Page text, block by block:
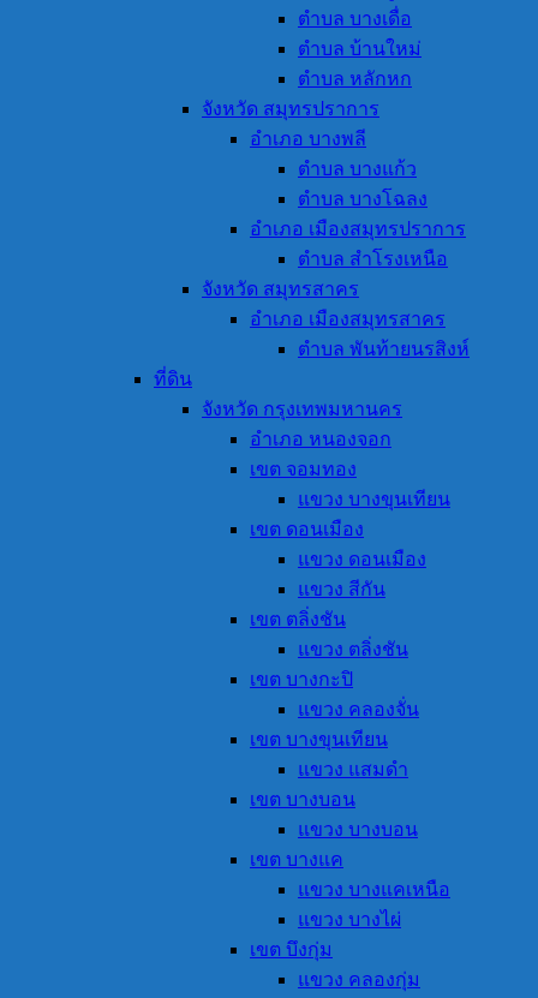
ตำบล บางเดื่อ
ตำบล บ้านใหม่
ตำบล หลักหก
จังหวัด สมุทรปราการ
อำเภอ บางพลี
ตำบล บางแก้ว
ตำบล บางโฉลง
อำเภอ เมืองสมุทรปราการ
ตำบล สำโรงเหนือ
จังหวัด สมุทรสาคร
อำเภอ เมืองสมุทรสาคร
ตำบล พันท้ายนรสิงห์
ที่ดิน
จังหวัด กรุงเทพมหานคร
อำเภอ หนองจอก
เขต จอมทอง
แขวง บางขุนเทียน
เขต ดอนเมือง
แขวง ดอนเมือง
แขวง สีกัน
เขต ตลิ่งชัน
แขวง ตลิ่งชัน
เขต บางกะปิ
แขวง คลองจั่น
เขต บางขุนเทียน
แขวง แสมดำ
เขต บางบอน
แขวง บางบอน
เขต บางแค
แขวง บางแคเหนือ
แขวง บางไผ่
เขต บึงกุ่ม
แขวง คลองกุ่ม